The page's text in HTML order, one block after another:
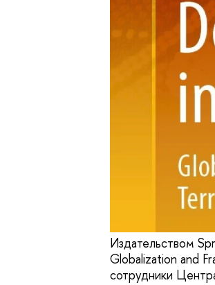
Издательством
Globalization and
сотрудники